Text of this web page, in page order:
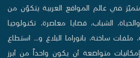
في عالم المواقع العربية يتكوّن من
الشباب، قضايا معاصرة، تكنولوجيا
ملفات ساخنة، بانوراما البلاغ و... استطاع
متواضعة أن يكون واحداً من أبرز